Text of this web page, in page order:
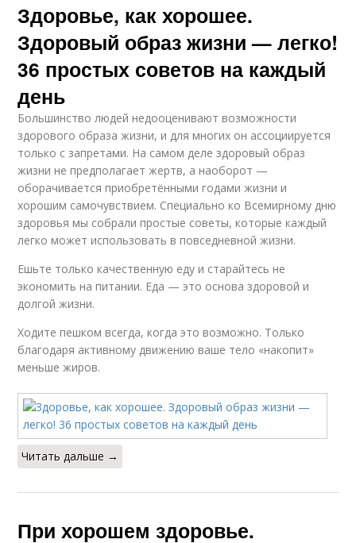
Здоровье, как хорошее.
Здоровый образ жизни — легко!
36 простых советов на каждый
день
Большинство людей недооценивают возможности
здорового образа жизни, и для многих он ассоциируется
только с запретами. На самом деле здоровый образ
жизни не предполагает жертв, а наоборот —
оборачивается приобретёнными годами жизни и
хорошим самочувствием. Специально ко Всемирному дню
здоровья мы собрали простые советы, которые каждый
легко может использовать в повседневной жизни.
Ешьте только качественную еду и старайтесь не
экономить на питании. Еда — это основа здоровой и
долгой жизни.
Ходите пешком всегда, когда это возможно. Только
благодаря активному движению ваше тело «накопит»
меньше жиров.
Читать дальше →
При хорошем здоровье.